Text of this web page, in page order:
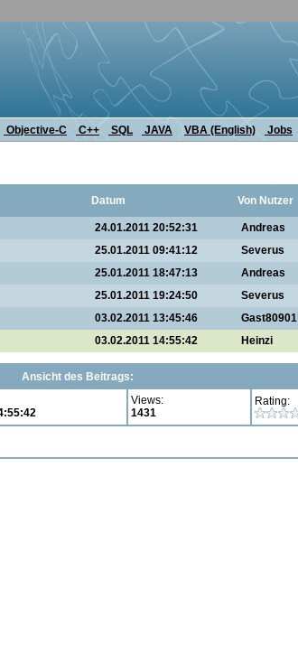
Objective-C C++ SQL JAVA VBA (English) Jobs
Datum Von Nutzer
24.01.2011 20:52:31
Andreas
25.01.2011 09:41:12
Severus
25.01.2011 18:47:13
Andreas
25.01.2011 19:24:50
Severus
03.02.2011 13:45:46
Gast80901
03.02.2011 14:55:42 Heinzi
Ansicht des Beitrags:
Views:
1431
Rating: